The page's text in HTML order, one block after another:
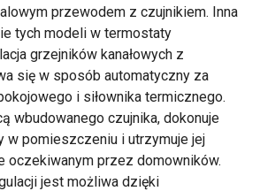
przewodem z czujnikiem. Inna
tych modeli w termostaty
grzejników kanałowych z
się w sposób automatyczny za
i siłownika termicznego.
wbudowanego czujnika, dokonuje
w pomieszczeniu i utrzymuje jej
oczekiwanym przez domowników.
jest możliwa dzięki